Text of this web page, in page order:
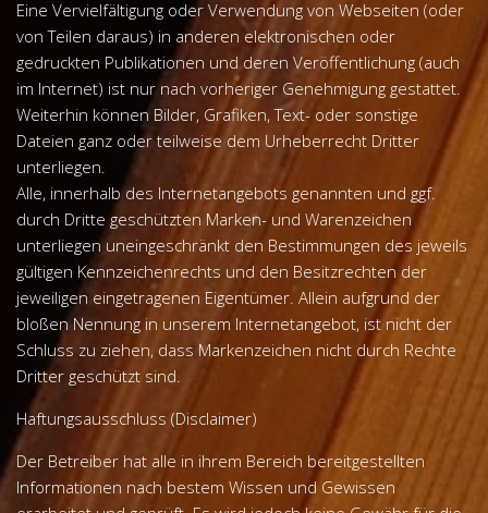
Eine Vervielfältigung oder Verwendung von Webseiten (oder
von Teilen daraus) in anderen elektronischen oder
gedruckten Publikationen und deren Veröffentlichung (auch
im Internet) ist nur nach vorheriger Genehmigung gestattet.
Weiterhin können Bilder, Grafiken, Text- oder sonstige
Dateien ganz oder teilweise dem Urheberrecht Dritter
unterliegen.
Alle, innerhalb des Internetangebots genannten und ggf.
durch Dritte geschützten Marken- und Warenzeichen
unterliegen uneingeschränkt den Bestimmungen des jeweils
gültigen Kennzeichenrechts und den Besitzrechten der
jeweiligen eingetragenen Eigentümer. Allein aufgrund der
bloßen Nennung in unserem Internetangebot, ist nicht der
Schluss zu ziehen, dass Markenzeichen nicht durch Rechte
Dritter geschützt sind.
Haftungsausschluss (Disclaimer)
Der Betreiber hat alle in ihrem Bereich bereitgestellten
Informationen nach bestem Wissen und Gewissen